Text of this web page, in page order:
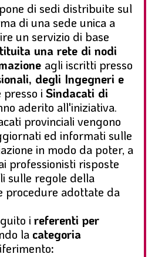
di sedi distribuite sul
di una sede unica a
un servizio di base
una rete di nodi
agli iscritti presso
degli Ingegneri e
presso i Sindacati di
aderito all'iniziativa.
provinciali vengono
ed informati sulle
in modo da poter, a
professionisti risposte
sulle regole della
procedure adottate da
i referenti per
la categoria
: